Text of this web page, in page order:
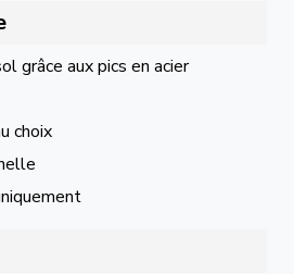
grâce aux pics en acier
choix